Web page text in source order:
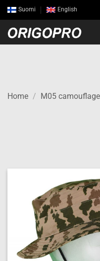
Skip
to
content
Suomi English
Home / M05 camouflage